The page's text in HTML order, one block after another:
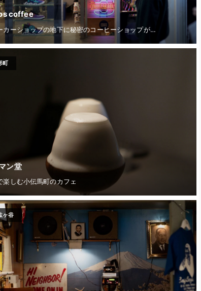
coffee
カーショップの地下に秘密のコーヒーショップが…
町
ン堂
楽しむ小伝馬町のカフェ
ヶ谷